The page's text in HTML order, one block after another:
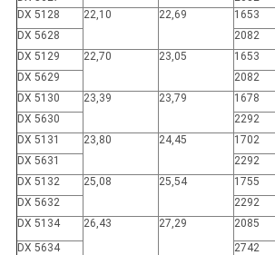
DX 5128
22,10 22,69 1653
DX 5628
2082
DX 5129
22,70 23,05 1653
DX 5629
2082
DX 5130
23,39 23,79 1678
DX 5630
2292
DX 5131
23,80 24,45 1702
DX 5631
2292
DX 5132
25,08 25,54 1755
DX 5632
2292
DX 5134
26,43 27,29 2085
DX 5634
2742